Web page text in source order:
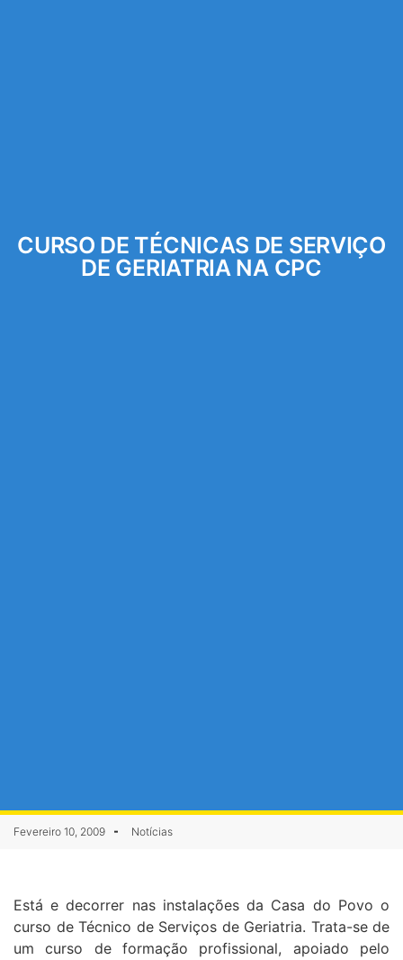
CURSO DE TÉCNICAS DE SERVIÇO
DE GERIATRIA NA CPC
Fevereiro 10, 2009 Notícias
Está e decorrer nas instalações da Casa do Povo o
curso de Técnico de Serviços de Geriatria. Trata-se de
um curso de formação profissional, apoiado pelo